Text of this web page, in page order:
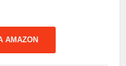
AMAZON